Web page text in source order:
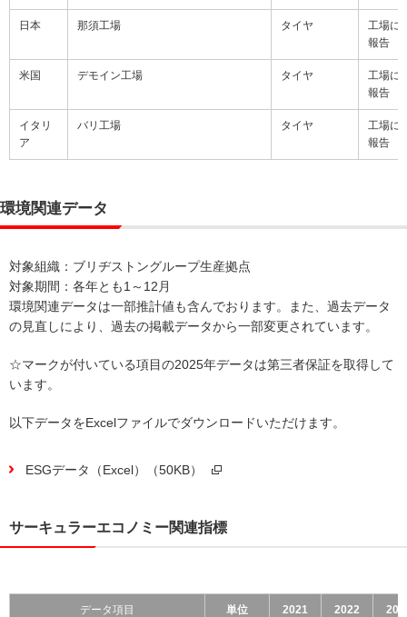
日本 那須工場 タイヤ
工場に
報告
米国 デモイン工場 タイヤ
工場に
報告
イタリ
ア
バリ工場 タイヤ
工場に
報告
環境関連データ
対象組織：ブリヂストングループ生産拠点
対象期間：各年とも1～12月
環境関連データは一部推計値も含んでおります。また、過去データ
の見直しにより、過去の掲載データから一部変更されています。
☆マークが付いている項目の2025年データは第三者保証を取得して
います。
以下データをExcelファイルでダウンロードいただけます。
ESGデータ（Excel）（50KB）
サーキュラーエコノミー関連指標
データ項目 単位
2021
2022